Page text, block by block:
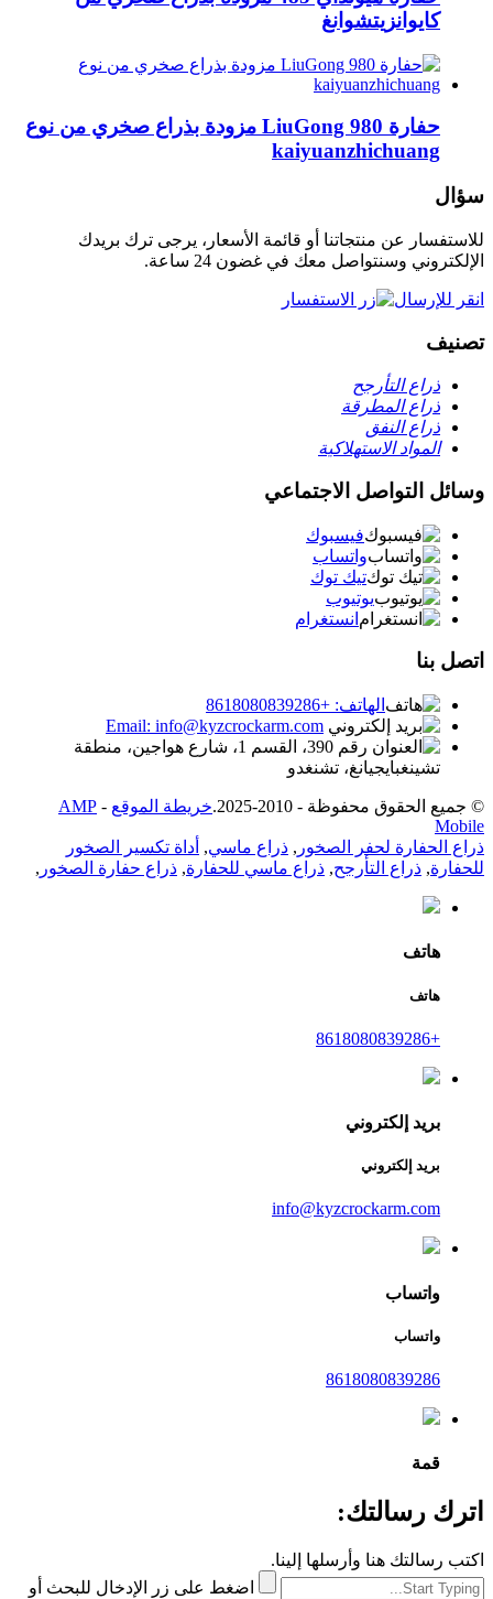
كايوانزيتشوانغ
حفارة LiuGong 980 مزودة بذراع صخري من نوع
kaiyuanzhichuang
سؤال
للاستفسار عن منتجاتنا أو قائمة الأسعار، يرجى ترك بريدك
الإلكتروني وسنتواصل معك في غضون 24 ساعة.
انقر للإرسال
تصنيف
ذراع التأرجح
ذراع المطرقة
ذراع النفق
المواد الاستهلاكية
وسائل التواصل الاجتماعي
فيسبوك
واتساب
تيك توك
يوتيوب
انستغرام
اتصل بنا
الهاتف: +8618080839286
Email: info@kyzcrockarm.com
رقم 390، القسم 1، شارع هواجين، منطقة
تشينغبايجيانغ، تشنغدو
© جميع الحقوق محفوظة - 2010-2025. خريطة الموقع -
AMP
Mobile
ذراع الحفارة لحفر الصخور , ذراع ماسي, أداة تكسير الصخور
للحفارة, ذراع التأرجح, ذراع ماسي للحفارة, ذراع حفارة الصخور ,
هاتف
هاتف
+8618080839286
بريد إلكتروني
بريد إلكتروني
info@kyzcrockarm.com
واتساب
واتساب
8618080839286
قمة
اترك رسالتك:
اكتب رسالتك هنا وأرسلها إلينا.
اضغط على زر الإدخال للبحث أو